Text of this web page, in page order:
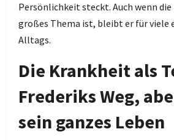
Persönlichkeit steckt. Auch wenn
großes Thema ist, bleibt er für viele
Alltags.
Die Krankheit als
Frederiks Weg,
sein ganzes Leben